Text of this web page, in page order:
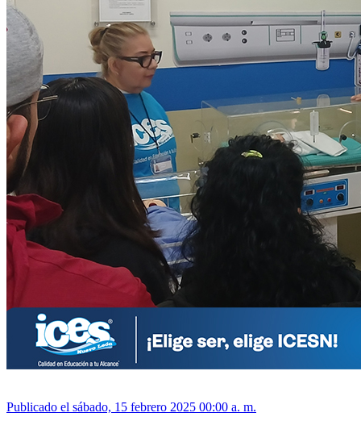
Publicado el sábado, 15 febrero 2025 00:00 a. m.